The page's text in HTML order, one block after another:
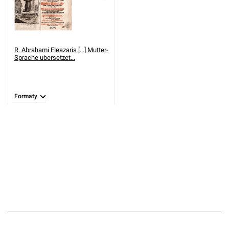
R. Abrahami Eleazaris [...] Mutter-
Sprache ubersetzet...
Formaty